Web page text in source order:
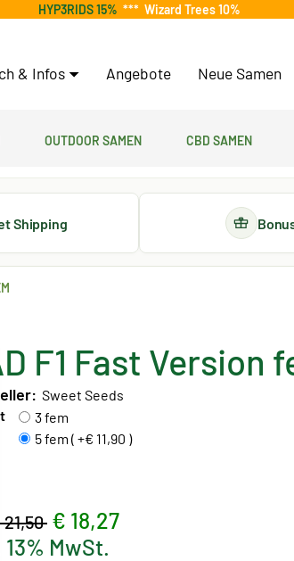
HYP3RIDS 15% *** Wizard Trees 10%
& Infos Angebote Neue Samen
Outdoor Samen CBD Samen
Shipping
F1 Fast Version
Sweet Seeds
3 fem
5 fem ( +€ 11,90 )
21,50 € 18,27
MwSt.